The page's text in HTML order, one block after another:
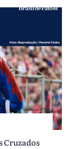
Cruzados